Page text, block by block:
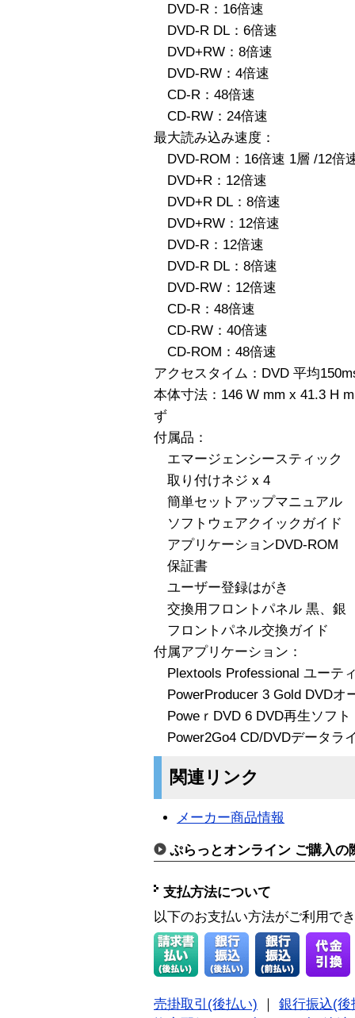
DVD-R：16倍速
DVD-R DL：6倍速
DVD+RW：8倍速
DVD-RW：4倍速
CD-R：48倍速
CD-RW：24倍速
最大読み込み速度：
DVD-ROM：16倍速 1層 /12倍
DVD+R：12倍速
DVD+R DL：8倍速
DVD+RW：12倍速
DVD-R：12倍速
DVD-R DL：8倍速
DVD-RW：12倍速
CD-R：48倍速
CD-RW：40倍速
CD-ROM：48倍速
アクセスタイム：DVD 平均
本体寸法：146 W mm x 41.3 H
ず
付属品：
エマージェンシースティック
取り付けネジ x 4
簡単セットアップマニュアル
ソフトウェアクイックガイド
アプリケーションDVD-ROM
保証書
ユーザー登録はがき
交換用フロントパネル 黒、銀
フロントパネル交換ガイド
付属アプリケーション：
Plextools Professional ユーテ
PowerProducer 3 Gold DVDオ
PoweｒDVD 6 DVD再生ソフト
Power2Go4 CD/DVDデータラ
関連リンク
メーカー商品情報
ぷらっとオンライン ご購入の
支払方法について
以下のお支払い方法がご利用で
売掛取引(後払い)
銀行振込(後